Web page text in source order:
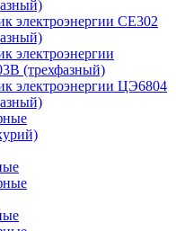
электроэнергии CE302
электроэнергии
(трехфазный)
электроэнергии ЦЭ6804